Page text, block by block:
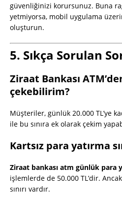
güvenliğinizi korursunuz. Buna
yetmiyorsa, mobil uygulama
oluşturun.
5. Sıkça Sorulan
Ziraat Bankası
çekebilirim?
Müşteriler, günlük 20.000 TL’ye
ile bu sınıra ek olarak çekim
Kartsız para yatırma
Ziraat bankası atm günlük para
işlemlerde de 50.000 TL’dir.
sınırı vardır.